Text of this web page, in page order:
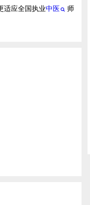
适应全国执业中医
师